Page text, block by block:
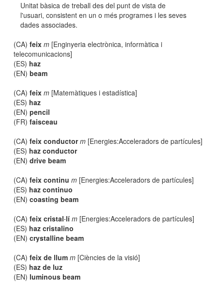
Unitat bàsica de treball des del punt de vista de
l'usuari, consistent en un o més programes i les seves
dades associades.
(CA)feix m [Enginyeria electrònica, informàtica i
telecomunicacions]
(ES) haz
(EN)beam
(CA)feix m [Matemàtiques i estadística]
(ES) haz
(EN)pencil
(FR)faisceau
(CA)feix conductor m [Energies:Acceleradors de partícules]
(ES) haz conductor
(EN)drive beam
(CA)feix continu m [Energies:Acceleradors de partícules]
(ES) haz continuo
(EN)coasting beam
(CA)feix cristal·lí m [Energies:Acceleradors de partícules]
(ES) haz cristalino
(EN)crystalline beam
(CA)feix de llum m [Ciències de la visió]
(ES) haz de luz
(EN) luminous beam